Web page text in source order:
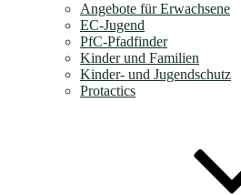
Angebote für Erwachsene
EC-Jugend
PfC-Pfadfinder
Kinder und Familien
Kinder- und Jugendschutz
Protactics